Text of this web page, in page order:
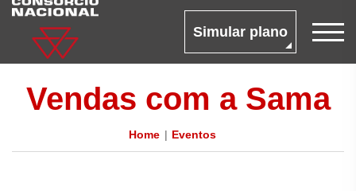
Simular plano
Vendas com a Sama
Home Eventos